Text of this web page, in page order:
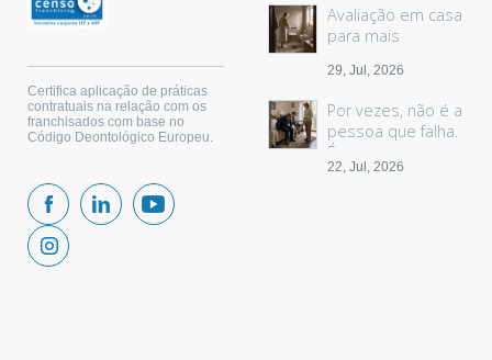
Certifica aplicação de práticas
contratuais na relação com os
franchisados com base no
Código Deontológico Europeu.
Avaliação em casa
para mais
29, Jul, 2026
Por vezes, não é a
pessoa que falha.
É o espaço.
22, Jul, 2026